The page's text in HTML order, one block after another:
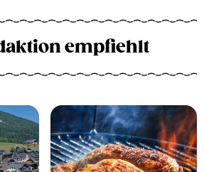
empfiehlt